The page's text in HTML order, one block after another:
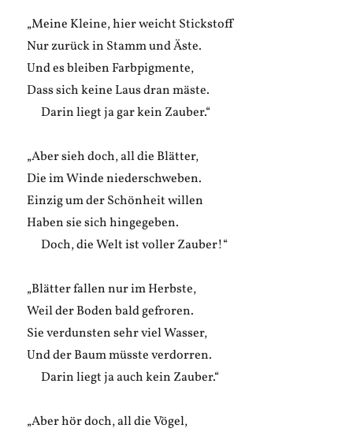
„Meine Kleine, hier weicht Stickstoff
Nur zurück in Stamm und Äste.
Und es bleiben Farbpigmente,
Dass sich keine Laus dran mäste.
Darin liegt ja gar kein Zauber.“
„Aber sieh doch, all die Blätter,
Die im Winde niederschweben.
Einzig um der Schönheit willen
Haben sie sich hingegeben.
Doch, die Welt ist voller Zauber!“
„Blätter fallen nur im Herbste,
Weil der Boden bald gefroren.
Sie verdunsten sehr viel Wasser,
Und der Baum müsste verdorren.
Darin liegt ja auch kein Zauber.“
„Aber hör doch, all die Vögel,